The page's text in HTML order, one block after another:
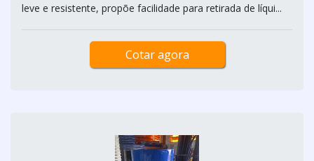
leve e resistente, propõe facilidade para retirada de líqui...
Cotar agora